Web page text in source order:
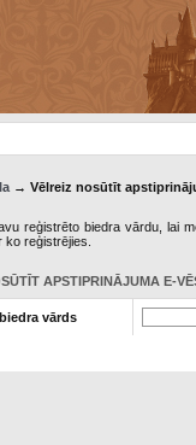
→ Vēlreiz nosūtīt
reģistrēto biedra vārdu, lai
reģistrējies.
APSTIPRINĀJUMA E-
vārds